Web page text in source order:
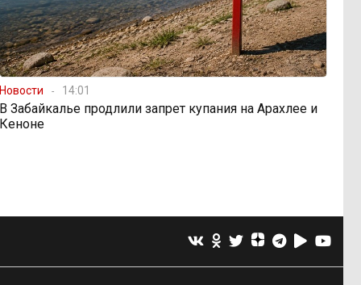
Новости 14:01
В Забайкалье продлили запрет купания на Арахлее и
Кеноне